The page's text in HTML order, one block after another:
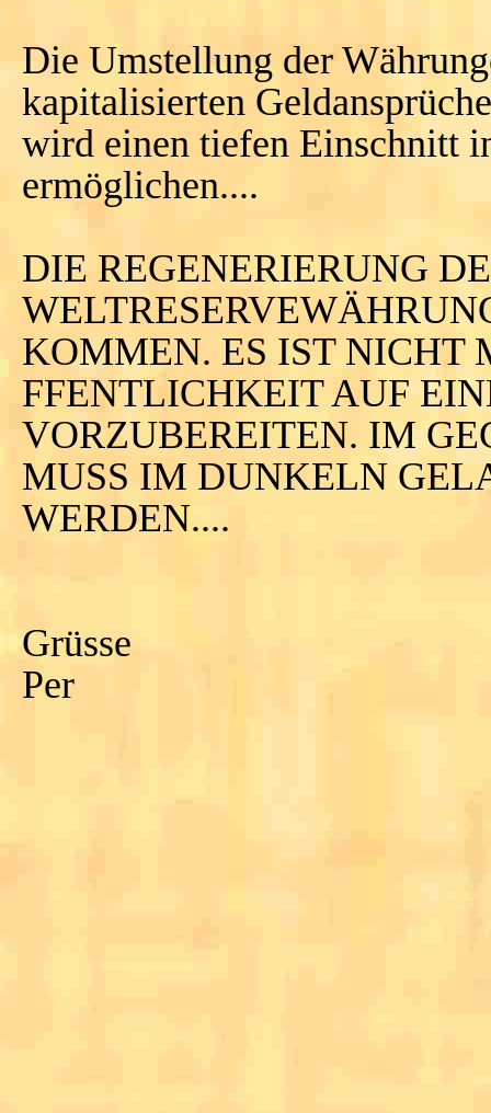
Die Umstellung der
kapitalisierten
wird einen tiefen Einschnitt
ermöglichen....
DIE REGENERIERUNG
KOMMEN. ES IST NICHT
FFENTLICHKEIT AUF
VORZUBEREITEN. IM
MUSS IM DUNKELN
WERDEN....
Grüsse
Per